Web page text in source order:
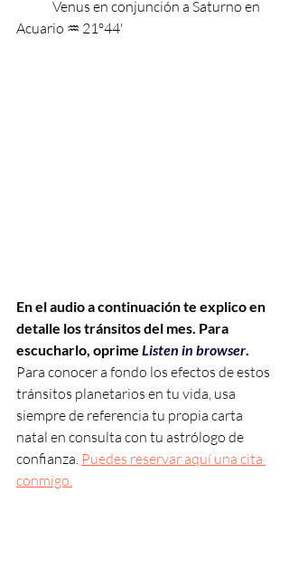
Acuario ♒️ 21º44'
En el audio a continuación te explico en
detalle los tránsitos del mes. Para
escucharlo, oprime Listen in browser.
Para conocer a fondo los efectos de estos
tránsitos planetarios en tu vida, usa
siempre de referencia tu propia carta
natal en consulta con tu astrólogo de
confianza. Puedes reservar aquí una cita
conmigo.